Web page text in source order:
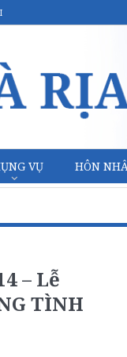
VỤ HÔN
– Lễ
TÌNH